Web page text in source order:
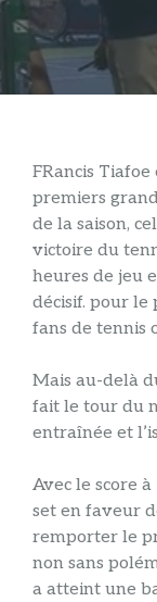
FRancis Tiafoe
premiers
de la saison,
victoire du
heures de jeu
décisif. pour le
fans de tennis
Mais au-delà
fait le tour du
entraînée et
Avec le score
set en faveur
remporter le
non sans
a atteint une